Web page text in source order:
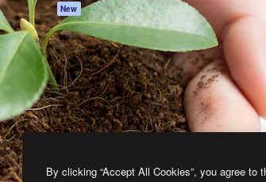
Agents New
API
모바일 앱
모든 Magnific 툴
제휴 파트너
비지니스
모든 권리는 보호 받습니다.
By clicking “Accept All Cookies”, you agree